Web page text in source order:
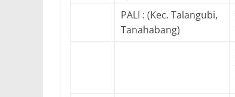
PALI : (Kec. Talangubi,
Tanahabang)